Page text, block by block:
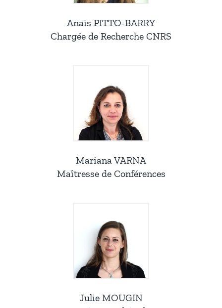
Anaïs PITTO-BARRY
Chargée de Recherche CNRS
Mariana VARNA
Maîtresse de Conférences
Julie MOUGIN